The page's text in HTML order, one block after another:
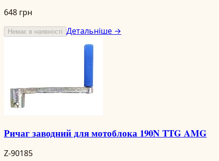
648 грн
Немає в наявності Детальніше →
Ричаг заводний для мотоблока 190N TTG AMG
Z-90185